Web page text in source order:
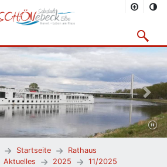
Startseite
Rathaus
Aktuelles 2025 11/2025